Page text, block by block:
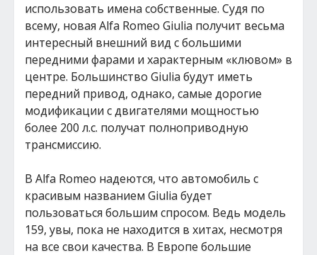
использовать имена собственные. Судя по
всему, новая Alfa Romeo Giulia получит весьма
интересный внешний вид с большими
передними фарами и характерным «клювом» в
центре. Большинство Giulia будут иметь
передний привод, однако, самые дорогие
модификации с двигателями мощностью
более 200 л.с. получат полноприводную
трансмиссию.
В Alfa Romeo надеются, что автомобиль с
красивым названием Giulia будет
пользоваться большим спросом. Ведь модель
159, увы, пока не находится в хитах, несмотря
на все свои качества. В Европе большие